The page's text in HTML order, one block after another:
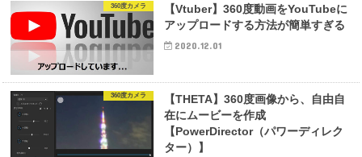
360度カメラ
【Vtuber】360度動画をYouTubeに
アップロードする方法が簡単すぎる
2020.12.01
360度カメラ
【THETA】360度画像から、自由自
在にムービーを作成
【PowerDirector（パワーディレク
ター）】